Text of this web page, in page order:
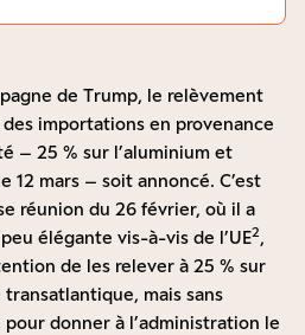
de Trump, le relèvement
importations en provenance
– 25 % sur l’aluminium et
12 mars – soit annoncé. C’est
réunion du 26 février, où il a
élégante vis-à-vis de l’UE2,
de les relever à 25 % sur
transatlantique, mais sans
donner à l’administration le